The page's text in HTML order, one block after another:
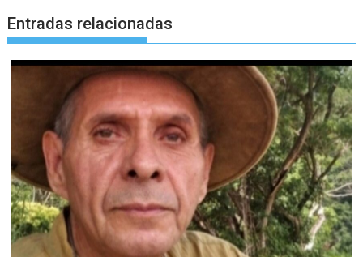
Entradas relacionadas